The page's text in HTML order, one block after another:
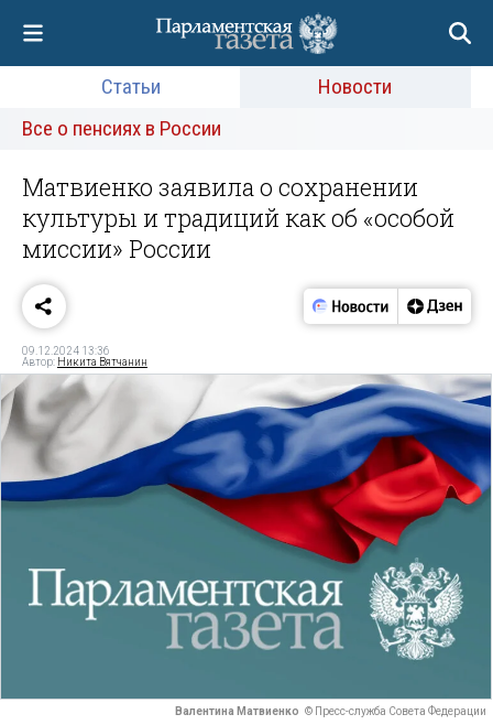
Статьи
Новости
Все о пенсиях в России
Матвиенко заявила о сохранении
культуры и традиций как об «особой
миссии» России
09.12.2024 13:36
Автор: Никита Вятчанин
Валентина Матвиенко © Пресс-служба Совета Федерации